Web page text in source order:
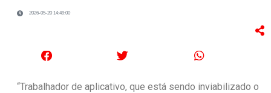
2026-05-20 14:49:00
“Trabalhador de aplicativo, que está sendo inviabilizado o